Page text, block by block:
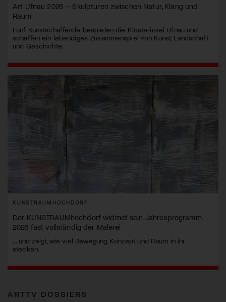
Art Ufnau 2026 – Skulpturen zwischen Natur, Klang und
Raum
Fünf Kunstschaffende bespielen die Klosterinsel Ufnau und
schaffen ein lebendiges Zusammenspiel von Kunst, Landschaft
und Geschichte.
KUNSTRAUMHOCHDORF
Der KUNSTRAUMhochdorf widmet sein Jahresprogramm
2026 fast vollständig der Malerei
... und zeigt, wie viel Bewegung, Konzept und Raum in ihr
stecken.
ARTTV DOSSIERS